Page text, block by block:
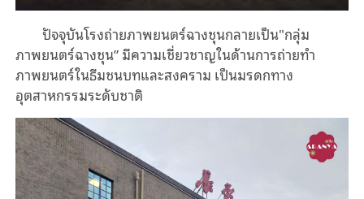
ปัจจุบันโรงถ่ายภาพยนตร์ฉางชุนกลายเป็น"กลุ่ม
ภาพยนตร์ฉางชุน” มีความเชี่ยวชาญในด้านการถ่ายทำ
ภาพยนตร์ในธีมชนบทและสงคราม เป็นมรดกทาง
อุตสาหกรรมระดับชาติ